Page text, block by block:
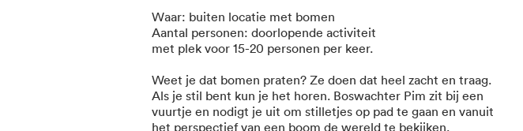
Waar: buiten locatie met bomen
Aantal personen: doorlopende activiteit
met plek voor 15-20 personen per keer.
Weet je dat bomen praten? Ze doen dat heel zacht en traag.
Als je stil bent kun je het horen. Boswachter Pim zit bij een
vuurtje en nodigt je uit om stilletjes op pad te gaan en vanuit
het perspectief van een boom de wereld te bekijken.